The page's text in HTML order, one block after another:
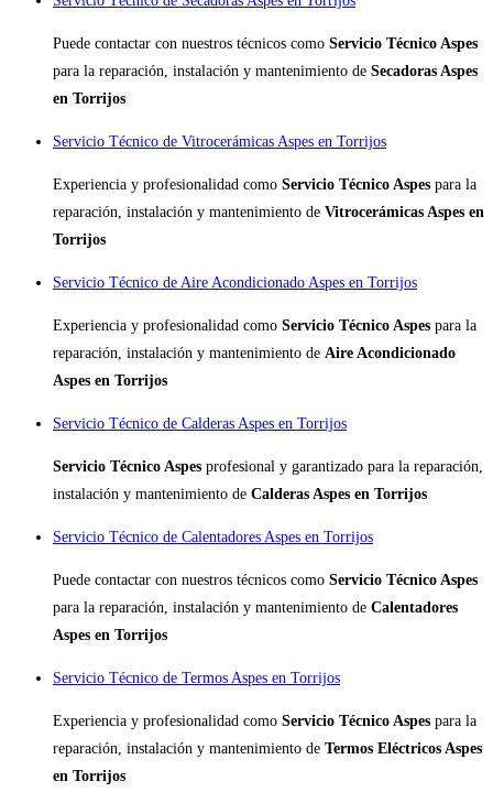
Puede contactar con nuestros técnicos como Servicio Técnico Aspes
para la reparación, instalación y mantenimiento de Secadoras Aspes
en Torrijos
Servicio Técnico de Vitrocerámicas Aspes en Torrijos
Experiencia y profesionalidad como Servicio Técnico Aspes para la
reparación, instalación y mantenimiento de Vitrocerámicas Aspes en
Torrijos
Servicio Técnico de Aire Acondicionado Aspes en Torrijos
Experiencia y profesionalidad como Servicio Técnico Aspes para la
reparación, instalación y mantenimiento de Aire Acondicionado
Aspes en Torrijos
Servicio Técnico de Calderas Aspes en Torrijos
Servicio Técnico Aspes profesional y garantizado para la reparación,
instalación y mantenimiento de Calderas Aspes en Torrijos
Servicio Técnico de Calentadores Aspes en Torrijos
Puede contactar con nuestros técnicos como Servicio Técnico Aspes
para la reparación, instalación y mantenimiento de Calentadores
Aspes en Torrijos
Servicio Técnico de Termos Aspes en Torrijos
Experiencia y profesionalidad como Servicio Técnico Aspes para la
reparación, instalación y mantenimiento de Termos Eléctricos Aspes
en Torrijos